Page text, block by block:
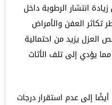
انتشار الرطوبة داخل
تكاثر العفن والأمراض
العزل يزيد من احتمالية
يؤدي إلى تلف الأثاث
إلى عدم استقرار درجات